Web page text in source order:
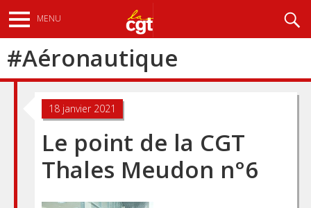
au
contenu
principal
MENU
#Aéronautique
18 janvier 2021
Le point de la CGT
Thales Meudon n°6